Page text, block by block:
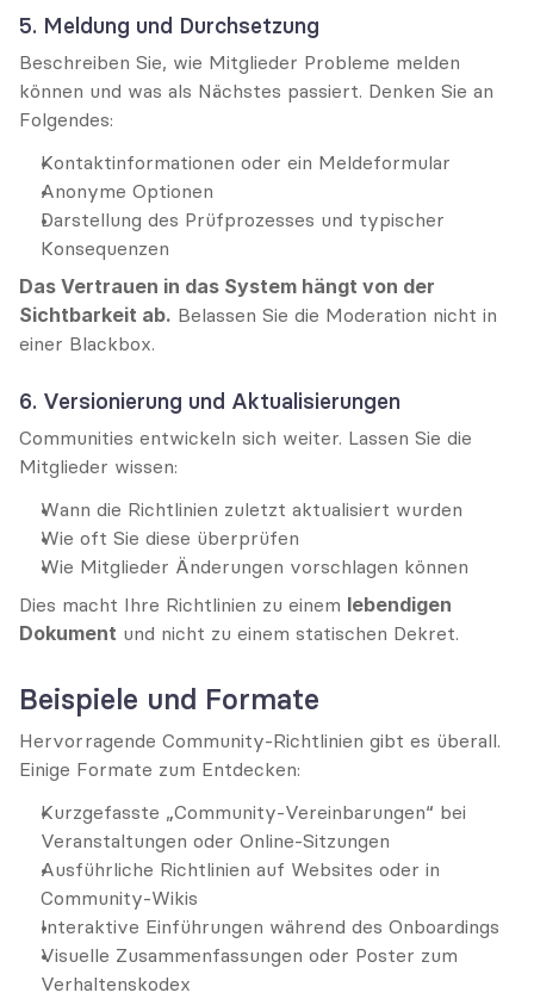
5. Meldung und Durchsetzung
Beschreiben Sie, wie Mitglieder Probleme melden
können und was als Nächstes passiert. Denken Sie an
Folgendes:
Kontaktinformationen oder ein Meldeformular
Anonyme Optionen
Darstellung des Prüfprozesses und typischer
Konsequenzen
Das Vertrauen in das System hängt von der
Sichtbarkeit ab. Belassen Sie die Moderation nicht in
einer Blackbox.
6. Versionierung und Aktualisierungen
Communities entwickeln sich weiter. Lassen Sie die
Mitglieder wissen:
Wann die Richtlinien zuletzt aktualisiert wurden
Wie oft Sie diese überprüfen
Wie Mitglieder Änderungen vorschlagen können
Dies macht Ihre Richtlinien zu einem lebendigen
Dokument und nicht zu einem statischen Dekret.
Beispiele und Formate
Hervorragende Community-Richtlinien gibt es überall.
Einige Formate zum Entdecken:
Kurzgefasste „Community-Vereinbarungen“ bei
Veranstaltungen oder Online-Sitzungen
Ausführliche Richtlinien auf Websites oder in
Community-Wikis
Interaktive Einführungen während des Onboardings
Visuelle Zusammenfassungen oder Poster zum
Verhaltenskodex